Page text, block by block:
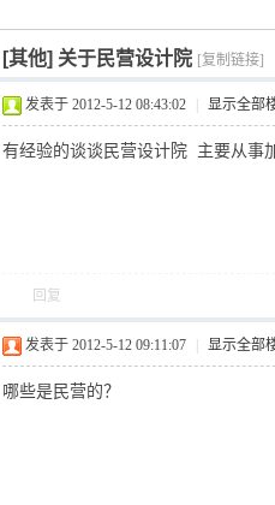
索
›
[其他] 关于民营设计院 [复制链接]
发表于 2012-5-12 08:43:02 显示全部
有经验的谈谈民营设计院 主要从事
回复
发表于 2012-5-12 09:11:07 显示全部
哪些是民营的？